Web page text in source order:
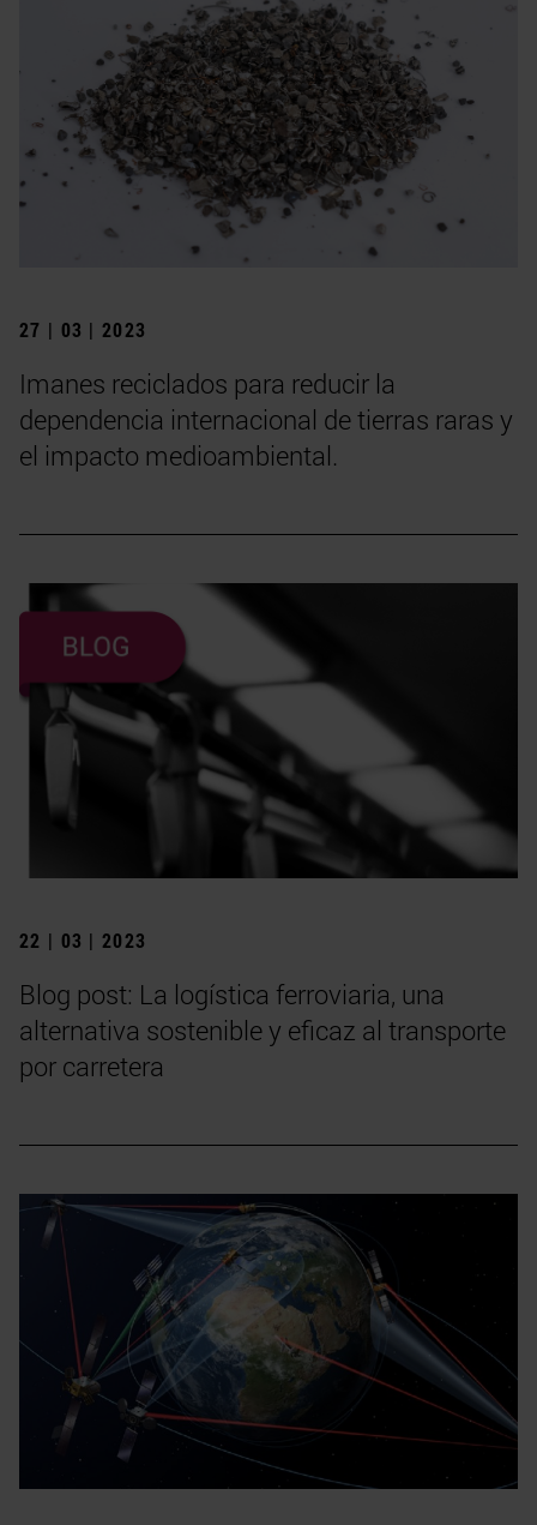
27 | 03 | 2023
Imanes reciclados para reducir la
dependencia internacional de tierras raras y
el impacto medioambiental.
22 | 03 | 2023
Blog post: La logística ferroviaria, una
alternativa sostenible y eficaz al transporte
por carretera